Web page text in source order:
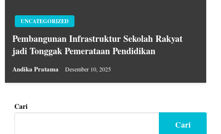
UNCATEGORIZED
Pembangunan Infrastruktur Sekolah Rakyat
jadi Tonggak Pemerataan Pendidikan
Andika Pratama Desember 10, 2025
Cari
Cari